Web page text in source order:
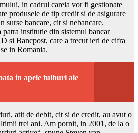
in cadrul careia vor fi gestionate
produsele de tip credit si de asigurare
surse bancare, cit si nebancare.
patra institutie din sistemul bancar
si Bancpost, care a trecut ieri de cifra
in Romania.
in apele tulburi ale
atit de debit, cit si de credit, au avut o
trei ani. Am pornit, in 2001, de la o